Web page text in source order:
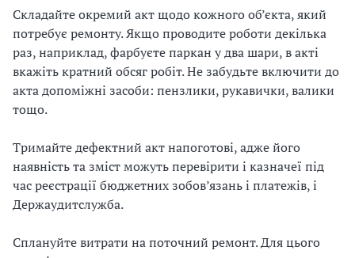
Складайте окремий акт щодо кожного об’єкта, який
потребує ремонту. Якщо проводите роботи декілька
раз, наприклад, фарбуєте паркан у два шари, в акті
вкажіть кратний обсяг робіт. Не забудьте включити до
акта допоміжні засоби: пензлики, рукавички, валики
тощо.
Тримайте дефектний акт напоготові, адже його
наявність та зміст можуть перевірити і казначеї під
час реєстрації бюджетних зобов’язань і платежів, і
Держаудитслужба.
Сплануйте витрати на поточний ремонт. Для цього